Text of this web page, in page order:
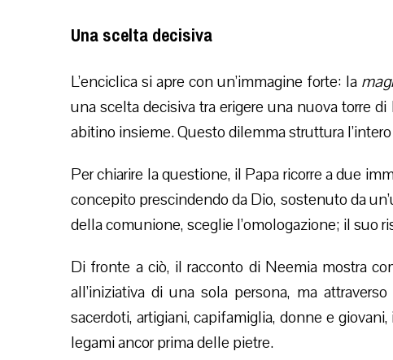
Una scelta decisiva
L’enciclica si apre con un’immagine forte: la
una scelta decisiva tra erigere una nuova torre
abitino insieme. Questo dilemma struttura
Per chiarire la questione, il Papa ricorre a due
concepito prescindendo da Dio, sostenuto da
della comunione, sceglie l’omologazione; il suo
Di fronte a ciò, il racconto di Neemia mostra
all’iniziativa di una sola persona, ma
sacerdoti, artigiani, capifamiglia, donne e
legami ancor prima delle pietre.